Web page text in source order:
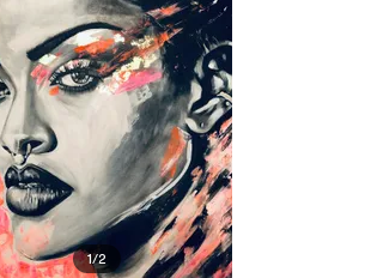
1/2